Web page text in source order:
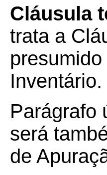
Cláusula
trata a
Inventário.
Parágrafo
será
de